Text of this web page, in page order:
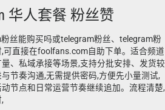
华人套餐 粉丝赞
丝能购买吗或telegram粉丝、telegram粉
可直接在foolfans.com自助下单。适合频道
、私域承接等场景,支持分批安排、发货较
节奏沟通,无需提供密码,方便先小量测试,
节点和日常运营节奏继续追加。流程清楚,